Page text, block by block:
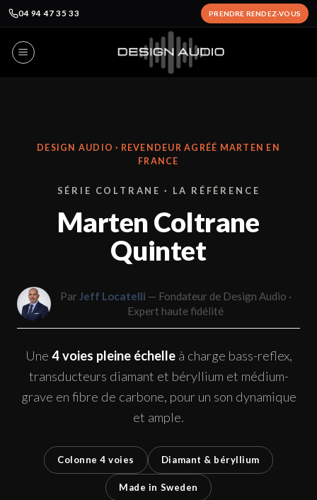
04 94 47 35 33 PRENDRE RENDEZ-VOUS
DESIGN AUDIO · REVENDEUR AGRÉÉ MARTEN EN
FRANCE
SÉRIE COLTRANE · LA RÉFÉRENCE
Marten Coltrane
Quintet
Par Jeff Locatelli — Fondateur de Design Audio ·
Expert haute fidélité
Une 4 voies pleine échelleà charge bass-reflex,
transducteurs diamant et béryllium et médium-
grave en fibre de carbone, pour un son dynamique
et ample.
Colonne 4 voies Diamant & béryllium
Made in Sweden